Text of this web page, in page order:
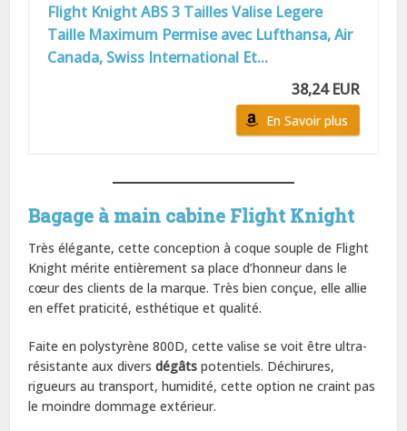
Flight Knight ABS 3 Tailles Valise Legere
Taille Maximum Permise avec Lufthansa, Air
Canada, Swiss International Et...
38,24 EUR
En Savoir plus
Bagage à main cabine Flight Knight
Très élégante, cette conception à coque souple de Flight
Knight mérite entièrement sa place d’honneur dans le
cœur des clients de la marque. Très bien conçue, elle allie
en effet praticité, esthétique et qualité.
Faite en polystyrène 800D, cette valise se voit être ultra-
résistante aux diversdégâts potentiels. Déchirures,
rigueurs au transport, humidité, cette option ne craint pas
le moindre dommage extérieur.